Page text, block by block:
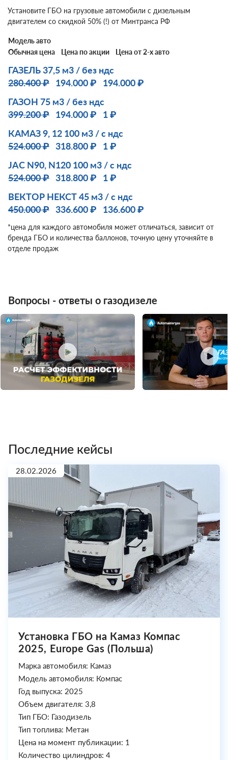
Установите ГБО на грузовые автомобили с дизельным
двигателем со скидкой 50% (!) от Минтранса РФ
Модель авто
Обычная цена
Цена по акции Цена от 2-х авто
ГАЗЕЛЬ 37,5 м3 / без ндс
280.400 ₽ 194.000 ₽
194.000 ₽
ГАЗОН 75 м3 / без ндс
399.200 ₽ 194.000 ₽
1 ₽
КАМАЗ 9, 12 100 м3 / с ндс
524.000 ₽ 318.800 ₽
1 ₽
JAC N90, N120 100 м3 / с ндс
524.000 ₽ 318.800 ₽
1 ₽
ВЕКТОР НЕКСТ 45 м3 / с ндс
450.000 ₽ 336.600 ₽ 136.600 ₽
*цена для каждого автомобиля может отличаться, зависит от
бренда ГБО и количества баллонов, точную цену уточняйте в
отделе продаж
Вопросы - ответы о газодизеле
Последние кейсы
28.02.2026
Установка ГБО на Камаз Компас
2025, Europe Gas (Польша)
Марка автомобиля: Камаз
Модель автомобиля: Компас
Год выпуска: 2025
Объем двигателя: 3,8
Тип ГБО: Газодизель
Тип топлива: Метан
Цена на момент публикации: 1
Количество цилиндров: 4